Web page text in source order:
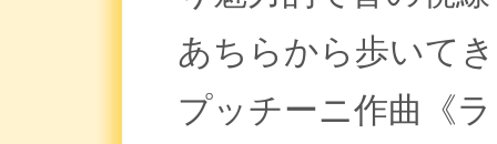
あちらから歩いて
プッチーニ作曲《